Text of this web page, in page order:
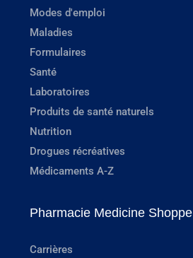
Modes d'emploi
Maladies
Formulaires
Santé
Laboratoires
Produits de santé naturels
Nutrition
Drogues récréatives
Médicaments A-Z
Pharmacie Medicine Shoppe
Carrières